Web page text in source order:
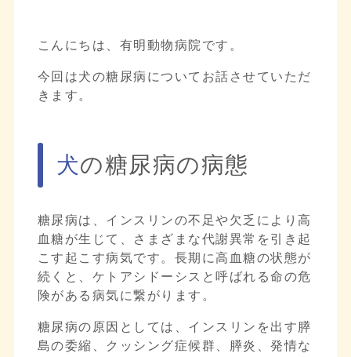
こんにちは、有明動物病院です。
今回は犬の糖尿病についてお話させていただ
きます。
犬の糖尿病の病態
糖尿病は、インスリンの不足や欠乏により高
血糖が生じて、さまざまな代謝異常を引き起
こす起こす病気です。長期に高血糖の状態が
続くと、ケトアシドーシスと呼ばれる命の危
険がある病気に繋がります。
糖尿病の原因としては、インスリンを出す膵
島の委縮、クッシング症候群、膵炎、発情な